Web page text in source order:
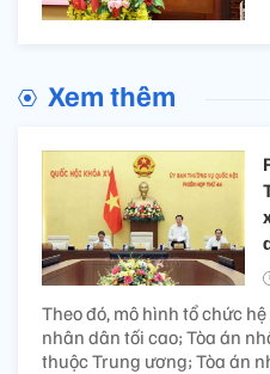
Xem thêm
Theo đó, mô hình tổ chức
nhân dân tối cao; Tòa án
thuộc Trung ương; Tòa án